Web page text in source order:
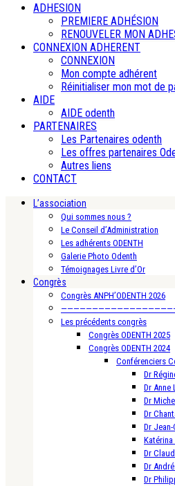
ADHESION
PREMIERE ADHÉSION
RENOUVELER MON
CONNEXION ADHERENT
CONNEXION
Mon compte adhérent
Réinitialiser mon mot de
AIDE
AIDE odenth
PARTENAIRES
Les Partenaires odenth
Les offres partenaires
Autres liens
CONTACT
L’association
Qui sommes nous ?
Le Conseil d’Administration
Les adhérents ODENTH
Galerie Photo Odenth
Témoignages Livre d’Or
Congrès
Congrès ANPH’ODENTH 2026
Les précédents congrès
Congrès ODENTH 2025
Congrès ODENTH 2024
Conférenciers
Dr
Dr Anne
Dr
Dr
Dr
Katérina
Dr
Dr
Dr